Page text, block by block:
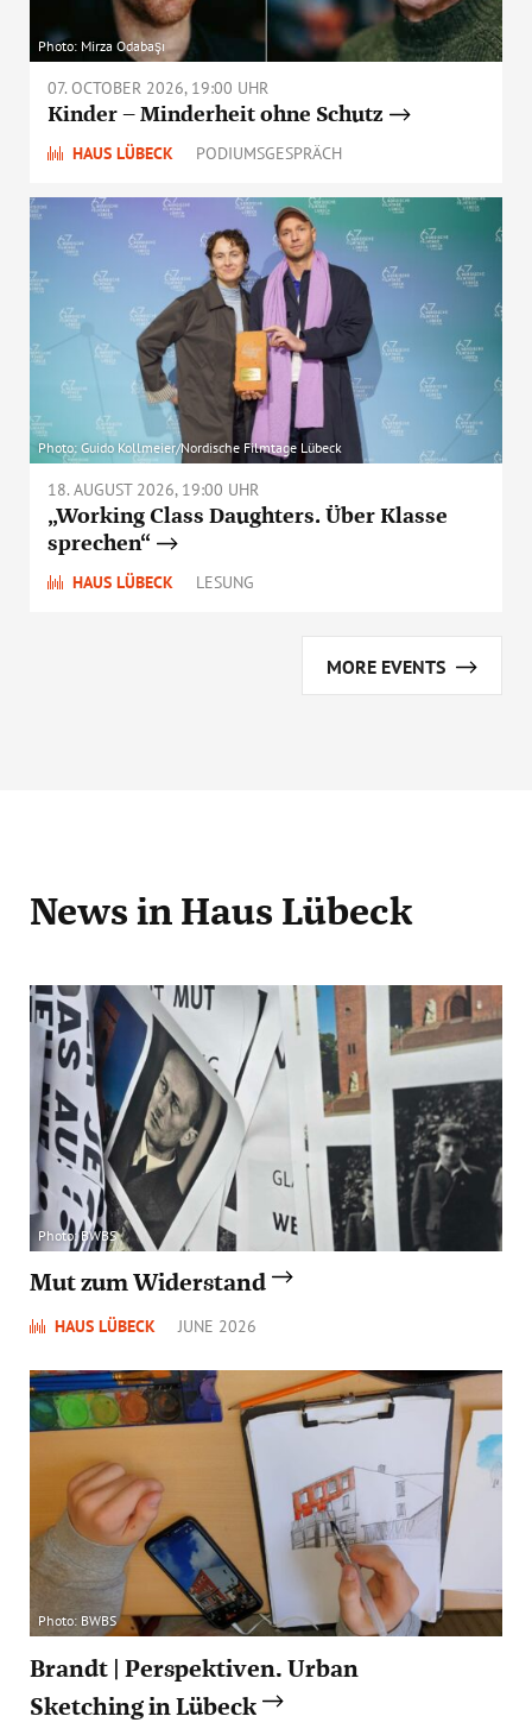
Photo: Mirza Odabaşı
07. OCTOBER 2026, 19:00 UHR
Kinder – Minderheit ohne Schutz
HAUS LÜBECK PODIUMSGESPRÄCH
Photo: Guido Kollmeier/Nordische Filmtage Lübeck
18. AUGUST 2026, 19:00 UHR
„Working Class Daughters. Über Klasse
sprechen“
HAUS LÜBECK LESUNG
MORE EVENTS
News in Haus Lübeck
Photo: BWBS
Mut zum Widerstand
HAUS LÜBECK JUNE 2026
Photo: BWBS
Brandt | Perspektiven. Urban
Sketching in Lübeck